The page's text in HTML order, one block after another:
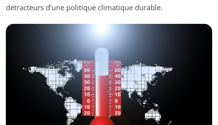
détracteurs d’une politique climatique durable.